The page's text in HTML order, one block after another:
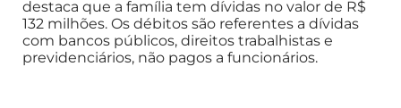
destaca que a família tem dívidas no valor de R$
132 milhões. Os débitos são referentes a dívidas
com bancos públicos, direitos trabalhistas e
previdenciários, não pagos a funcionários.